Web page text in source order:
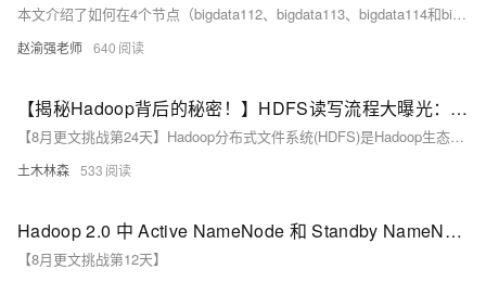
本文介绍了如何在4个节点（bigdata112、bigdata113、bigdata114和bigdata115）上部署HDFS高可用（HA）架构，并同时部署Yarn的HA。详细步骤包括环境变量设置、配置文件修改、ZooKeeper集群启动、JournalNode启动、HDFS格式化、ZooKeeper格式化以及启动Hadoop集群等。最后通过jps命令检查各节点上的后台进程，确保部署成功。
赵渝强老师 640
【揭秘Hadoop背后的秘密！】HDFS读写流程大曝光：从理论到实践，带你深入了解Hadoop分布式文件系统！
【8月更文挑战第24天】Hadoop分布式文件系统(HDFS)是Hadoop生态系统的关键组件，专为大规模数据集提供高效率存储及访问。本文深入解析HDFS数据读写流程并附带示例代码。HDFS采用NameNode和DataNode架构，前者负责元数据管理，后者承担数据块存储任务。文章通过Java示例演示了如何利用Hadoop API实现数据的写入与读取，有助于理解HDFS的工作原理及其在大数据处理中的应用价值。
土木林森 533
Hadoop 2.0 中 Active NameNode 和 Standby NameNode 是什么概念？
【8月更文挑战第12天】